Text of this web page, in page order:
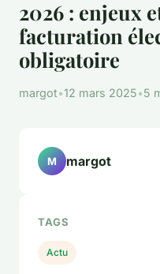
2026 : enjeux
facturation
obligatoire
margot•12 mars 2025•5
M margot
TAGS
Actu